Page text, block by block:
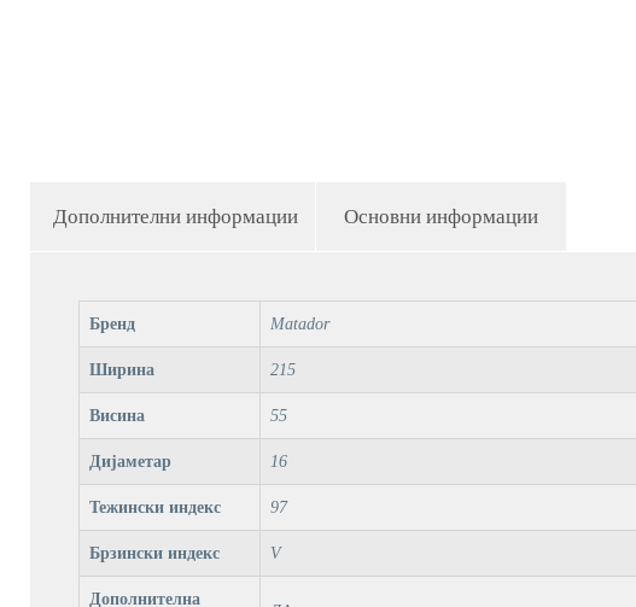
Дополнителни информации Основни информации
Бренд Matador
Ширина 215
Висина 55
Дијаметар 16
Тежински индекс 97
Брзински индекс V
Дополнителна